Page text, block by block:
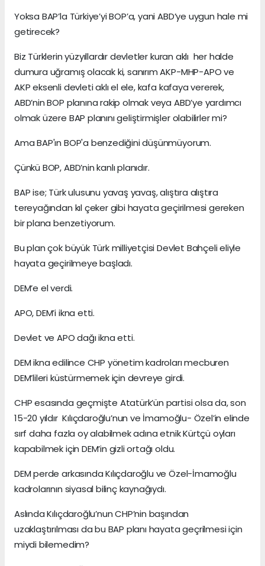
Yoksa BAP’la Türkiye’yi BOP’a, yani ABD’ye uygun hale mi
getirecek?
Biz Türklerin yüzyıllardır devletler kuran aklı her halde
dumura uğramış olacak ki, sanırım AKP-MHP-APO ve
AKP eksenli devleti aklı el ele, kafa kafaya vererek,
ABD’nin BOP planına rakip olmak veya ABD’ye yardımcı
olmak üzere BAP planını geliştirmişler olabilirler mi?
Ama BAP'ın BOP'a benzediğini düşünmüyorum.
Çünkü BOP, ABD’nin kanlı planıdır.
BAP ise; Türk ulusunu yavaş yavaş, alıştıra alıştıra
tereyağından kıl çeker gibi hayata geçirilmesi gereken
bir plana benzetiyorum.
Bu plan çok büyük Türk milliyetçisi Devlet Bahçeli eliyle
hayata geçirilmeye başladı.
DEM’e el verdi.
APO, DEM’i ikna etti.
Devlet ve APO dağı ikna etti.
DEM ikna edilince CHP yönetim kadroları mecburen
DEM’lileri küstürmemek için devreye girdi.
CHP esasında geçmişte Atatürk’ün partisi olsa da, son
15-20 yıldır Kılıçdaroğlu’nun ve İmamoğlu- Özel’in elinde
sırf daha fazla oy alabilmek adına etnik Kürtçü oyları
kapabilmek için DEM’in gizli ortağı oldu.
DEM perde arkasında Kılıçdaroğlu ve Özel-İmamoğlu
kadrolarının siyasal bilinç kaynağıydı.
Aslında Kılıçdaroğlu’nun CHP’nin başından
uzaklaştırılması da bu BAP planı hayata geçrilmesi için
miydi bilemedim?